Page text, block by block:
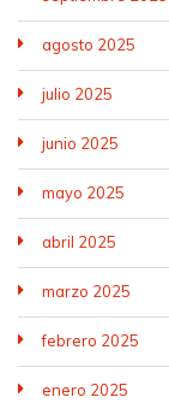
agosto 2025
julio 2025
junio 2025
mayo 2025
abril 2025
marzo 2025
febrero 2025
enero 2025